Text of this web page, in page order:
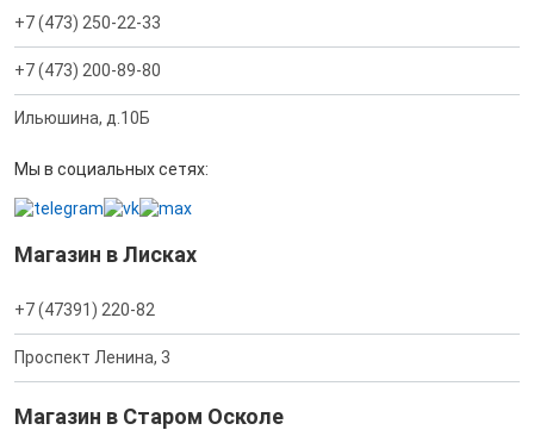
+7 (473) 250-22-33
+7 (473) 200-89-80
Ильюшина, д.10Б
Мы в социальных сетях:
Магазин в Лисках
+7 (47391) 220-82
Проспект Ленина, 3
Магазин в Старом Осколе